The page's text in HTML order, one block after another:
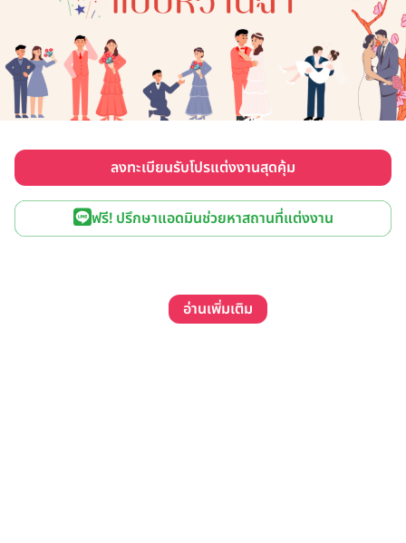
ลงทะเบียนรับโปรแต่งงานสุดคุ้ม
ฟรี! ปรึกษาแอดมินช่วยหาสถานที่แต่งงาน
อ่านเพิ่มเติม